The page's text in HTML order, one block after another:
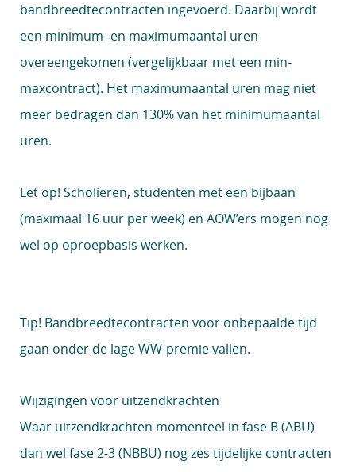
bandbreedtecontracten ingevoerd. Daarbij wordt
een minimum- en maximumaantal uren
overeengekomen (vergelijkbaar met een min-
maxcontract). Het maximumaantal uren mag niet
meer bedragen dan 130% van het minimumaantal
uren.
Let op! Scholieren, studenten met een bijbaan
(maximaal 16 uur per week) en AOW’ers mogen nog
wel op oproepbasis werken.
Tip! Bandbreedtecontracten voor onbepaalde tijd
gaan onder de lage WW-premie vallen.
Wijzigingen voor uitzendkrachten
Waar uitzendkrachten momenteel in fase B (ABU)
dan wel fase 2-3 (NBBU) nog zes tijdelijke contracten